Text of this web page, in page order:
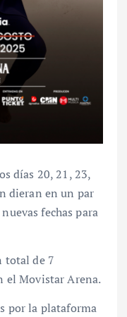
días 20, 21, 23,
dieran en un par
fechas para
total de 7
el Movistar Arena.
por la plataforma